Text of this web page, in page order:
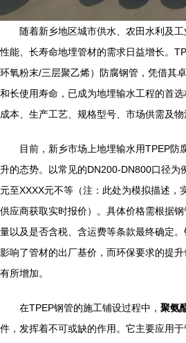
随着新乡地区城市供水、农田水利及
性能、长寿命地埋管材的需求日益增长。
环氧粉末/三层聚乙烯）防腐钢管，凭借其
和长使用寿命，已成为地埋输水工程的首
成本、生产工艺、规格型号、市场供需及物
目前，新乡市场上地埋输水用TPEP防
升的态势。以常见的DN200-DN800口径为
元至XXXX元不等（注：此处为模拟描述，
供应商获取实时报价）。具体价格需根据
量以及是否含税、含运费等条款最终确定
影响了管材的出厂基价，而环保要求的提
有所增加。
在TPEP钢管的施工铺设过程中， 聚氨
件，发挥着不可或缺的作用。它主要应用